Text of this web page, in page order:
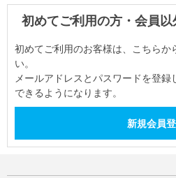
初めてご利用の方・会員以
初めてご利用のお客様は、こちらか
い。
メールアドレスとパスワードを登
できるようになります。